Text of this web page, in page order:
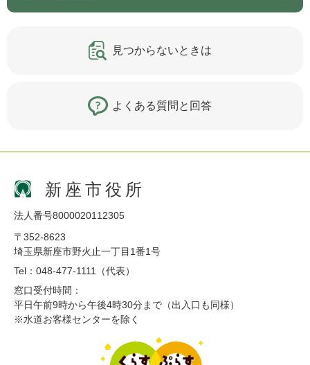
見つからないときは
よくある質問と回答
新座市役所
法人番号8000020112305
〒352-8623
埼玉県新座市野火止一丁目1番1号
Tel：048-477-1111（代表）
窓口受付時間：
平日午前9時から午後4時30分まで（出入口も同様）
※水道お客様センターを除く